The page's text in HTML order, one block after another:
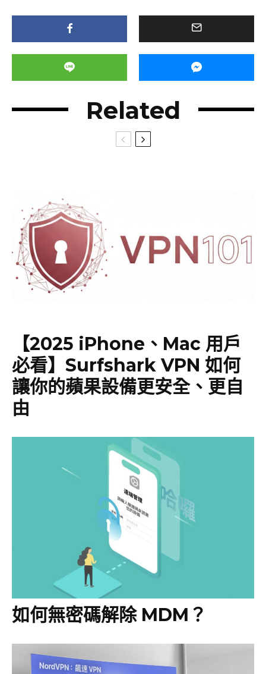
Related
【2025 iPhone、Mac 用戶
必看】Surfshark VPN 如何
讓你的蘋果設備更安全、更自
由
如何無密碼解除 MDM？